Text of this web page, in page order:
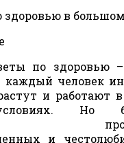
здоровью в
по здоровью
каждый человек
и работают
Но
и